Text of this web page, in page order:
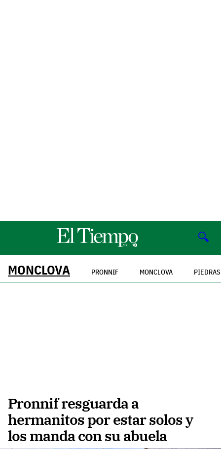
🔍
MONCLOVA PRONNIF MONCLOVA
Pronnif resguarda a
hermanitos por estar solos y
los manda con su abuela